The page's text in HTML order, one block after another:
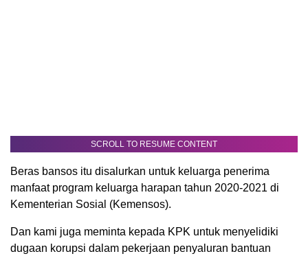
SCROLL TO RESUME CONTENT
Beras bansos itu disalurkan untuk keluarga penerima
manfaat program keluarga harapan tahun 2020-2021 di
Kementerian Sosial (Kemensos).
Dan kami juga meminta kepada KPK untuk menyelidiki
dugaan korupsi dalam pekerjaan penyaluran bantuan